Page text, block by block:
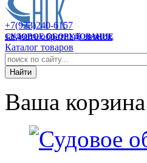
СУДОВОЕ ОБОРУДОВАНИЕ
+7(923)240-6157
заказать обратный звонок
Каталог товаров
Ваша